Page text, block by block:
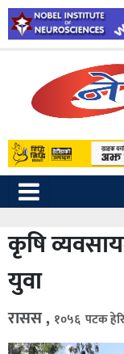
कृषि
युवा
रासस , १०५६ पटक